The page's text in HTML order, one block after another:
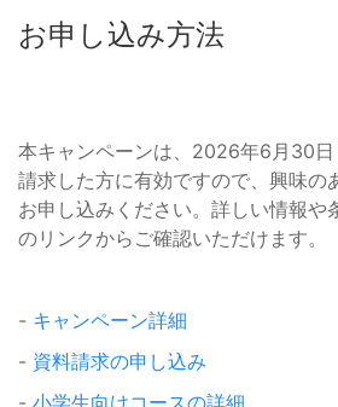
お申し込み方法
本キャンペーンは、2026年6月30
請求した方に有効ですので、興味の
お申し込みください。詳しい情報や
のリンクからご確認いただけます。
- キャンペーン詳細
- 資料請求の申し込み
- 小学生向けコースの詳細